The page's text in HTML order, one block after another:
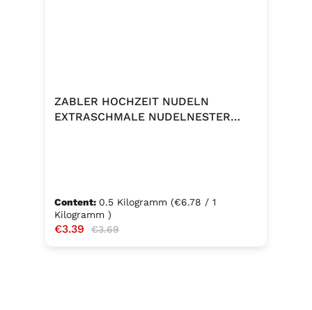
ZABLER HOCHZEIT NUDELN
EXTRASCHMALE NUDELNESTER
Content: 0.5 Kilogramm (€6.78 / 1
Kilogramm )
Sale price:
€3.39 Regular price:
€3.69